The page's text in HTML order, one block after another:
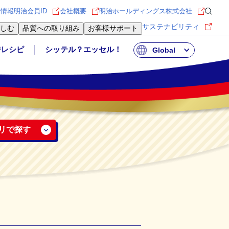
む 品質への取り組み お客様サポート サステナビリティ
報明治会員ID 会社概要 明治ホールディングス株式会社
シピ シッテル？エッセル！ Global
で探す